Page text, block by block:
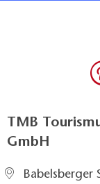
TMB
GmbH
Babelsberger